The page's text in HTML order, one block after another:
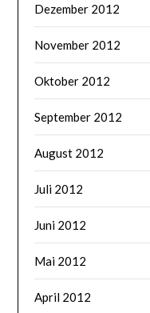
Dezember 2012
November 2012
Oktober 2012
September 2012
August 2012
Juli 2012
Juni 2012
Mai 2012
April 2012